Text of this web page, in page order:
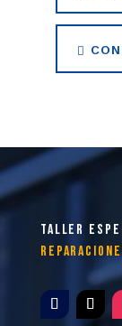
taller